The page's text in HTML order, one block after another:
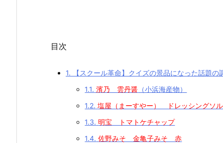
目次
1. 【スクール革命】クイズの景品になった話題の
1.1. 濱乃 雲丹醤 （小浜海産物）
1.2. 塩屋（まーすやー） ドレッシングソル
1.3. 明宝 トマトケチャップ
1.4. 佐野みそ 金亀子みそ 赤